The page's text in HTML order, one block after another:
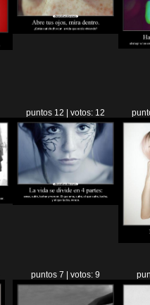
puntos 12 | votos: 12
puntos 7 | votos: 9